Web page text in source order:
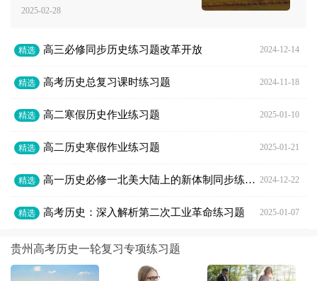
地下工厂属于手工业个体户和手工工
社的影响。最后，文章指出为了克服分
2025-02-28
精选 2024-12-14
高三必修同步历史练习题改革开放
精选 2024-11-18
高考历史总复习课时练习题
精选 2025-01-10
高二寒假历史作业练习题
精选 2025-01-21
高二历史寒假作业练习题
精选 2024-12-22
高一历史必修一北美大陆上的新体制同步练习题
精选 2025-01-07
高考历史：深入解析第二次工业革命练习题
贵州高考历史一轮复习专项练习题